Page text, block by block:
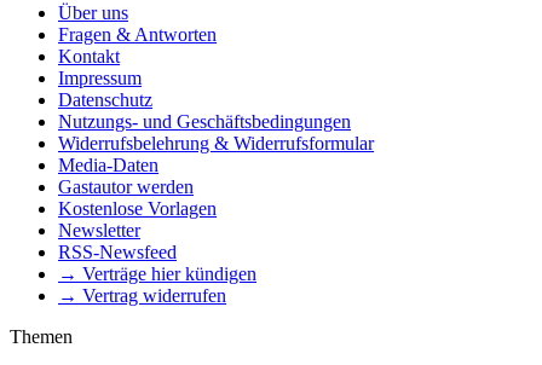
Über uns
Fragen & Antworten
Kontakt
Impressum
Datenschutz
Nutzungs- und Geschäftsbedingungen
Widerrufsbelehrung & Widerrufsformular
Media-Daten
Gastautor werden
Kostenlose Vorlagen
Newsletter
RSS-Newsfeed
→ Verträge hier kündigen
→ Vertrag widerrufen
Themen